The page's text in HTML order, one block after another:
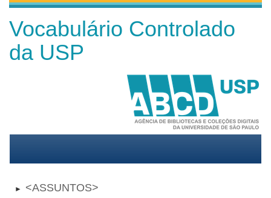
Vocabulário Controlado
da USP
► ASSUNTOS